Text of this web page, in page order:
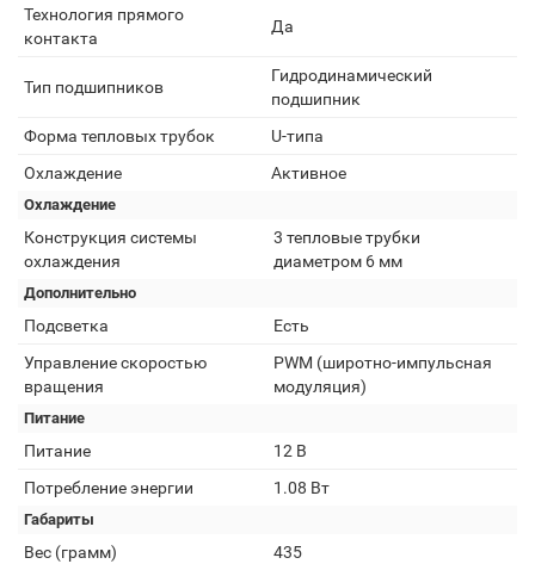
Технология прямого
контакта
Да
Тип подшипников
Гидродинамический
подшипник
Форма тепловых трубок
U-типа
Охлаждение
Активное
Охлаждение
Конструкция системы
охлаждения
3 тепловые трубки
диаметром 6 мм
Дополнительно
Подсветка
Есть
Управление скоростью
вращения
PWM (широтно-импульсная
модуляция)
Питание
Питание
12 В
Потребление энергии
1.08 Вт
Габариты
Вес (грамм) 435